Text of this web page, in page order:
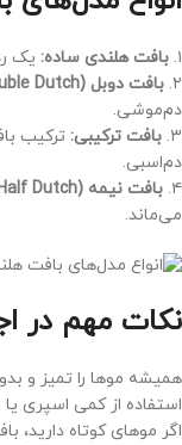
۱. بافت هلندی ساده: یک
۲. بافت دوبل (Double Dutch):
دم‌موشی.
۳. بافت ترکیبی: ترکیب
دم‌اسبی.
۴. بافت نیمه (Half Dutch):
می‌ماند.
نکات مهم در
همیشه موها را تمیز و
استفاده از کمی اسپری
اگر موهای کوتاه دارید،